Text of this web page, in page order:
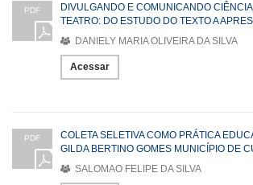
PDF
DIVULGANDO E COMUNICANDO
TEATRO: DO ESTUDO DO TEXTO A
DANIELY MARIA OLIVEIRA DA SILVA
Acessar
PDF
COLETA SELETIVA COMO PRÁTICA
GILDA BERTINO GOMES MUNICÍPIO DE
SALOMAO FELIPE DA SILVA